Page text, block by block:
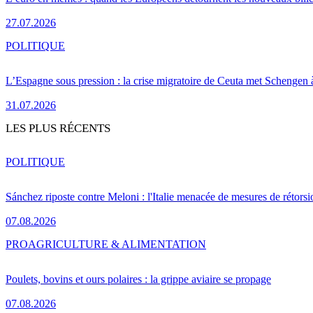
27.07.2026
L’Espagne sous pression : la crise migratoire de Ceuta met Schengen
31.07.2026
POLITIQUE
LES PLUS RÉCENTS
Sánchez riposte contre Meloni : l'Italie menacée de mesures de
07.08.2026
POLITIQUE
Poulets, bovins et ours polaires : la grippe aviaire se propage
07.08.2026
PROAGRICULTURE & ALIMENTATION